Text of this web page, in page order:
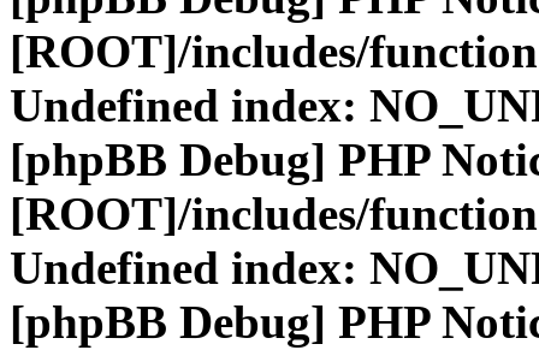
[ROOT]/includes/
Undefined index:
[phpBB Debug] PHP
[ROOT]/includes/
Undefined index:
[phpBB Debug] PHP